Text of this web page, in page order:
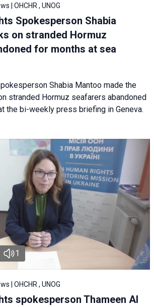
| OHCHR , UNOG
Spokesperson Shabia
on stranded Hormuz
for months at sea
Shabia Mantoo made the
stranded Hormuz seafarers abandoned
the bi-weekly press briefing in Geneva.
1
| OHCHR , UNOG
spokesperson Thameen Al